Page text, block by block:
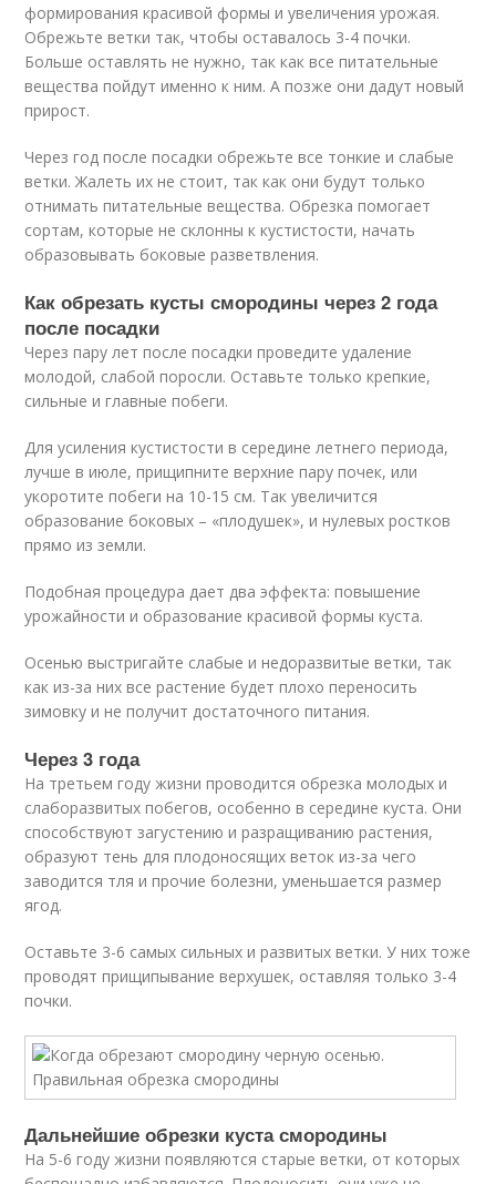
формирования красивой формы и увеличения урожая.
Обрежьте ветки так, чтобы оставалось 3-4 почки.
Больше оставлять не нужно, так как все питательные
вещества пойдут именно к ним. А позже они дадут новый
прирост.
Через год после посадки обрежьте все тонкие и слабые
ветки. Жалеть их не стоит, так как они будут только
отнимать питательные вещества. Обрезка помогает
сортам, которые не склонны к кустистости, начать
образовывать боковые разветвления.
Как обрезать кусты смородины через 2 года
после посадки
Через пару лет после посадки проведите удаление
молодой, слабой поросли. Оставьте только крепкие,
сильные и главные побеги.
Для усиления кустистости в середине летнего периода,
лучше в июле, прищипните верхние пару почек, или
укоротите побеги на 10-15 см. Так увеличится
образование боковых – «плодушек», и нулевых ростков
прямо из земли.
Подобная процедура дает два эффекта: повышение
урожайности и образование красивой формы куста.
Осенью выстригайте слабые и недоразвитые ветки, так
как из-за них все растение будет плохо переносить
зимовку и не получит достаточного питания.
Через 3 года
На третьем году жизни проводится обрезка молодых и
слаборазвитых побегов, особенно в середине куста. Они
способствуют загустению и разращиванию растения,
образуют тень для плодоносящих веток из-за чего
заводится тля и прочие болезни, уменьшается размер
ягод.
Оставьте 3-6 самых сильных и развитых ветки. У них тоже
проводят прищипывание верхушек, оставляя только 3-4
почки.
Дальнейшие обрезки куста смородины
На 5-6 году жизни появляются старые ветки, от которых